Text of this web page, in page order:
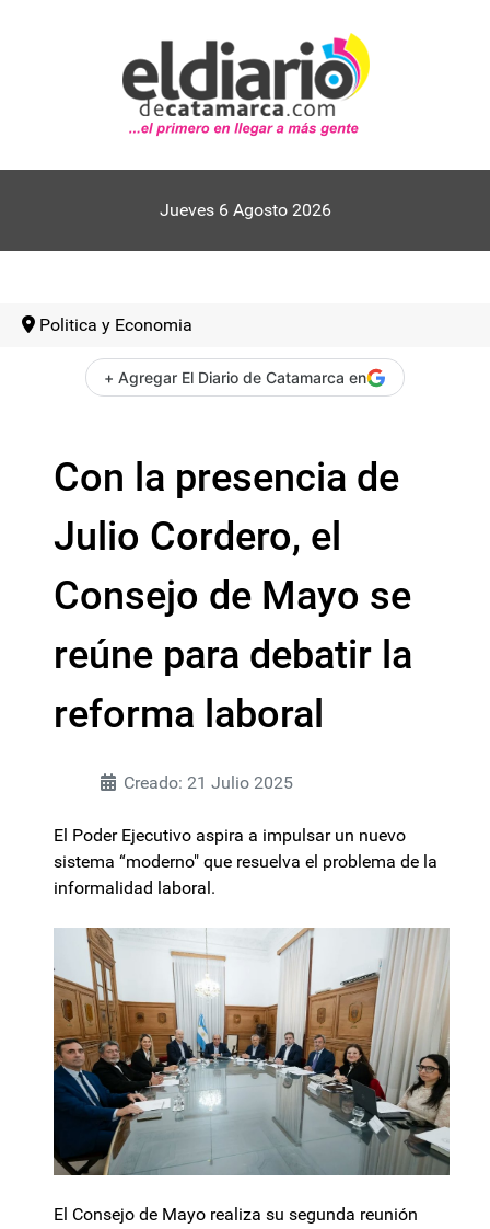
Jueves 6 Agosto 2026
Politica y Economia
+ Agregar El Diario de Catamarca en
Con la presencia de
Julio Cordero, el
Consejo de Mayo se
reúne para debatir la
reforma laboral
Creado: 21 Julio 2025
El Poder Ejecutivo aspira a impulsar un nuevo
sistema “moderno" que resuelva el problema de la
informalidad laboral.
El Consejo de Mayo realiza su segunda reunión